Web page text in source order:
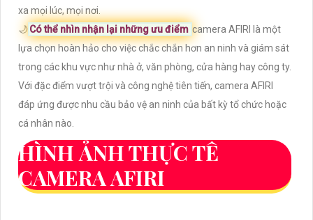
xa mọi lúc, mọi nơi.
🌙 Có thể nhìn nhận lại những ưu điểm camera AFIRI là một
lựa chọn hoàn hảo cho việc chắc chắn hơn an ninh và giám sát
trong các khu vực như nhà ở, văn phòng, cửa hàng hay công ty.
Với đặc điểm vượt trội và công nghệ tiên tiến, camera AFIRI
đáp ứng được nhu cầu bảo vệ an ninh của bất kỳ tổ chức hoặc
cá nhân nào.
HÌNH ẢNH THỰC TẾ
CAMERA AFIRI